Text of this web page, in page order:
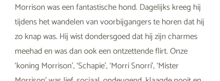
Morrison was een fantastische hond. Dagelijks kreeg hij
tijdens het wandelen van voorbijgangers te horen dat hij
zo knap was. Hij wist dondersgoed dat hij zijn charmes
meehad en was dan ook een ontzettende flirt. Onze
‘koning Morrison’, ‘Schapie’, ‘Morri Snorri’, ‘Mister